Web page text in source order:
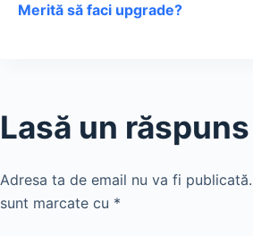
Merită să faci upgrade?
Lasă un răspuns
Adresa ta de email nu va fi publicată.
sunt marcate cu *